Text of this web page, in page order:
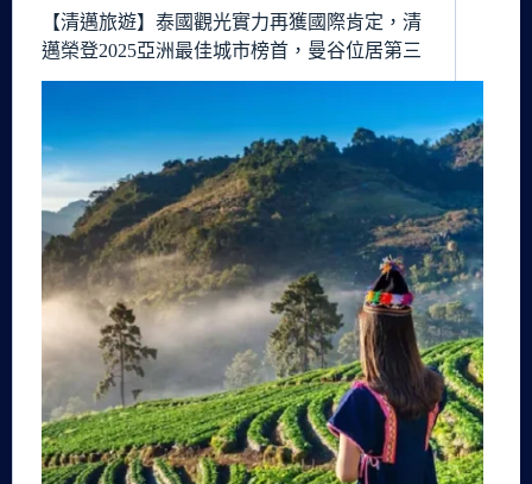
【清邁旅遊】泰國觀光實力再獲國際肯定，清
邁榮登2025亞洲最佳城市榜首，曼谷位居第三